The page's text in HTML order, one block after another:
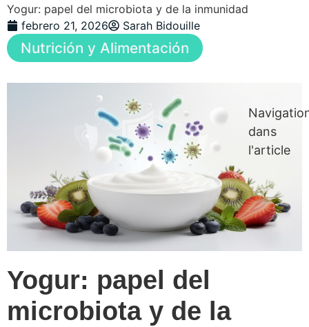
Yogur: papel del microbiota y de la inmunidad
febrero 21, 2026
Sarah Bidouille
Nutrición y Alimentación
Yogur: papel del
microbiota y de la
dans
l'article